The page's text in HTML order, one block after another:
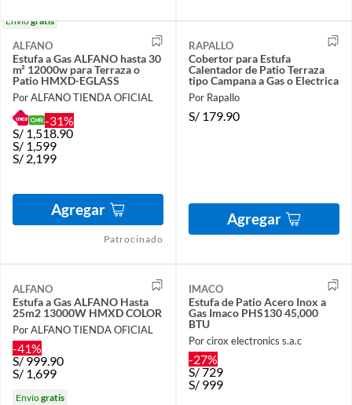
Envíogratis
ALFANO
Estufa a Gas ALFANO hasta 30
m² 12000w para Terraza o
Patio HMXD-EGLASS
Por ALFANO TIENDA OFICIAL
-31%
S/ 1,518.90
S/ 1,599
S/ 2,199
Agregar
Patrocinado
RAPALLO
Cobertor para Estufa
Calentador de Patio Terraza
tipo Campana a Gas o Electrica
Por Rapallo
S/ 179.90
Agregar
ALFANO
Estufa a Gas ALFANO Hasta
25m2 13000W HMXD COLOR
Por ALFANO TIENDA OFICIAL
-41%
S/ 999.90
S/ 1,699
Envíogratis
IMACO
Estufa de Patio Acero Inox a
Gas Imaco PHS130 45,000
BTU
Por cirox electronics s.a.c
-27%
S/729
S/ 999